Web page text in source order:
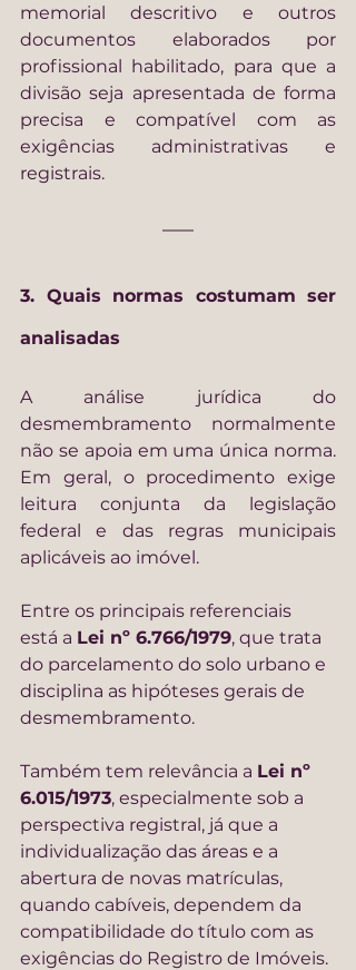
memorial descritivo e outros
documentos elaborados por
profissional habilitado, para que a
divisão seja apresentada de forma
precisa e compatível com as
exigências administrativas e
registrais.
3. Quais normas costumam ser
analisadas
A análise jurídica do
desmembramento normalmente
não se apoia em uma única norma.
Em geral, o procedimento exige
leitura conjunta da legislação
federal e das regras municipais
aplicáveis ao imóvel.
Entre os principais referenciais
está a Lei nº 6.766/1979, que trata
do parcelamento do solo urbano e
disciplina as hipóteses gerais de
desmembramento.
Também tem relevância a Lei nº
6.015/1973, especialmente sob a
perspectiva registral, já que a
individualização das áreas e a
abertura de novas matrículas,
quando cabíveis, dependem da
compatibilidade do título com as
exigências do Registro de Imóveis.